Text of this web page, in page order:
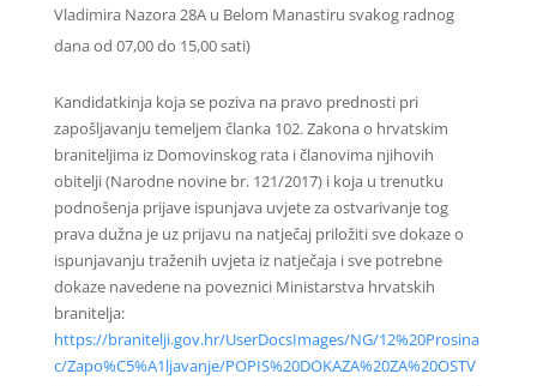
Vladimira Nazora 28A u Belom Manastiru svakog radnog
dana od 07,00 do 15,00 sati)
Kandidatkinja koja se poziva na pravo prednosti pri
zapošljavanju temeljem članka 102. Zakona o hrvatskim
braniteljima iz Domovinskog rata i članovima njihovih
obitelji (Narodne novine br. 121/2017) i koja u trenutku
podnošenja prijave ispunjava uvjete za ostvarivanje tog
prava dužna je uz prijavu na natječaj priložiti sve dokaze o
ispunjavanju traženih uvjeta iz natječaja i sve potrebne
dokaze navedene na poveznici Ministarstva hrvatskih
branitelja:
https://branitelji.gov.hr/UserDocsImages/NG/12%20Prosina
c/Zapo%C5%A1ljavanje/POPIS%20DOKAZA%20ZA%20OSTV